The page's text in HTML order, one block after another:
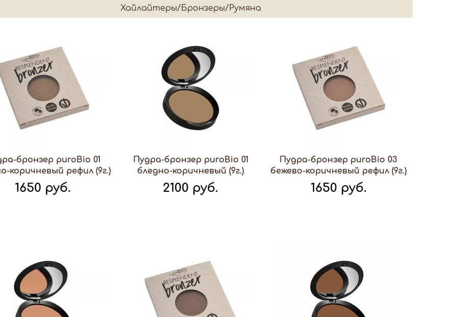
Хайлайтеры/Бронзеры/Румяна
бронзер puroBio 01
коричневый рефил (9г.)
1650 руб.
Пудра-бронзер puroBio 01
бледно-коричневый (9г.)
2100 руб.
Пудра-бронзер puroBio 03
бежево-коричневый рефил (9г.)
1650 руб.